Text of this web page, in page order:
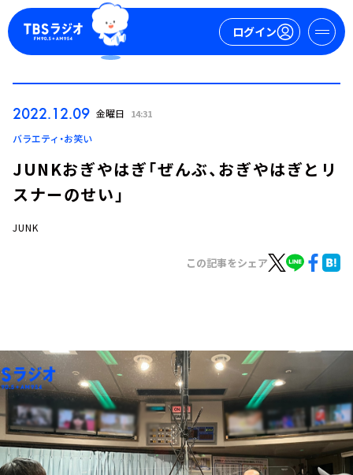
ログイン
ログイン
お知らせ
イベント・グッズ
YouTube
会社情報
2022.12.09 金曜日 14:31
バラエティ・お笑い
JUNKおぎやはぎ「ぜんぶ、おぎやはぎとリ
スナーのせい」
JUNK
この記事をシェア